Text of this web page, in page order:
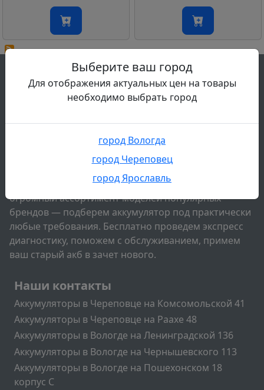
Выберите ваш город
Для отображения актуальных цен на товары
необходимо выбрать город
город Вологда
город Череповец
город Ярославль
Работаем с аккумуляторами в Череповце
с 2013 года:
всегда заводился без проблем? Загляните в наш
магазин аккумуляторов в Череповце на
Комсомольской 41 или на Раахе 48! Мы помогли уже
неработающего аккумулятора. У нас вы найдете
огромный ассортимент моделей популярных
брендов — подберем аккумулятор под практически
любые требования. Бесплатно проведем экспресс
диагностику, поможем с обслуживанием, примем
ваш старый акб в зачет нового.
Наши контакты
Аккумуляторы в Череповце на Комсомольской 41
Аккумуляторы в Череповце на Раахе 48
Аккумуляторы в Вологде на Ленинградской 136
Аккумуляторы в Вологде на Чернышевского 113
Аккумуляторы в Вологде на Пошехонском 18
корпус C